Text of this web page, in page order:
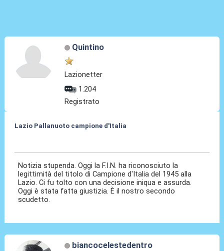
Quintino
Lazionetter
1.204
Registrato
Lazio Pallanuoto campione d'Italia
Notizia stupenda. Oggi la F.I.N. ha riconosciuto la
legittimità del titolo di Campione d'Italia del 1945 alla
Lazio. Ci fu tolto con una decisione iniqua e assurda.
Oggi è stata fatta giustizia. È il nostro secondo
scudetto.
biancocelestedentro